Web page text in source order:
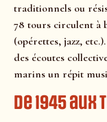
traditionnels ou
78 tours circulent à
(opérettes, jazz,
des écoutes
marins un répit
De 1945